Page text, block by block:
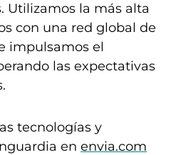
Utilizamos la más alta
con una red global de
impulsamos el
las expectativas
tecnologías y
en envia.com